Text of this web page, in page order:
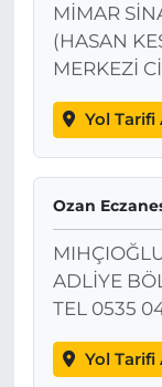
MİMAR
(HASAN
MERKEZİ
Yol Tarifi
Ozan
ADLİYE
TEL 0535
Yol Tarifi